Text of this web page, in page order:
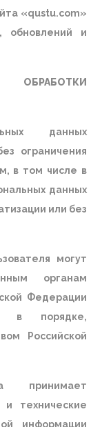
«qustu.com»
обновлений и
данных
ограничения
в том числе в
данных
или без
могут
органам
Федерации
в порядке,
Российской
принимает
и технические
информации